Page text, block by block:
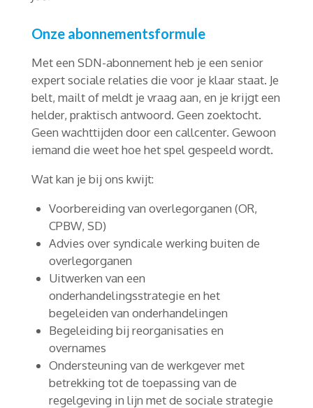
Onze abonnementsformule
Met een SDN-abonnement heb je een senior
expert sociale relaties die voor je klaar staat. Je
belt, mailt of meldt je vraag aan, en je krijgt een
helder, praktisch antwoord. Geen zoektocht.
Geen wachttijden door een callcenter. Gewoon
iemand die weet hoe het spel gespeeld wordt.
Wat kan je bij ons kwijt:
Voorbereiding van overlegorganen (OR,
CPBW, SD)
Advies over syndicale werking buiten de
overlegorganen
Uitwerken van een
onderhandelingsstrategie en het
begeleiden van onderhandelingen
Begeleiding bij reorganisaties en
overnames
Ondersteuning van de werkgever met
betrekking tot de toepassing van de
regelgeving in lijn met de sociale strategie